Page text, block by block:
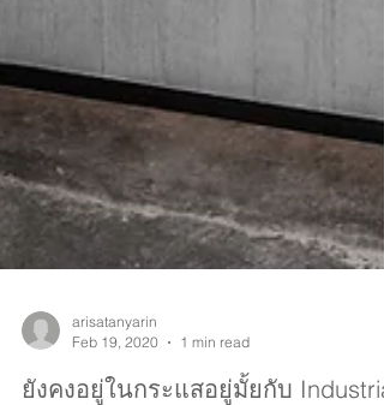
arisatanyarin
Feb 19, 2020
1 min read